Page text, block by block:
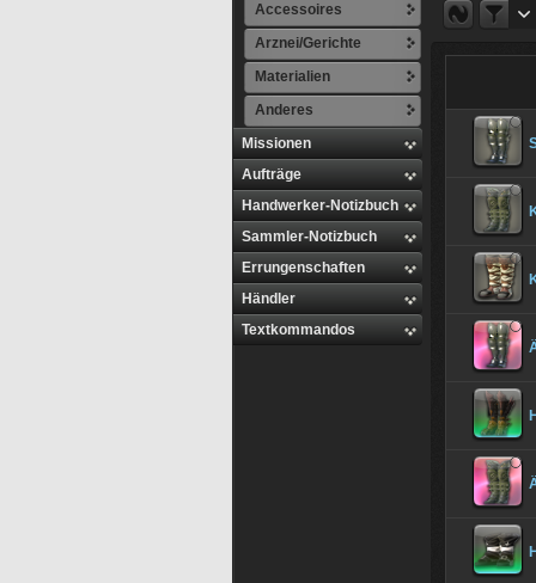
Accessoires
Arznei/Gerichte
Materialien
Anderes
Missionen
Aufträge
Handwerker-Notizbuch
Sammler-Notizbuch
Errungenschaften
Händler
Textkommandos